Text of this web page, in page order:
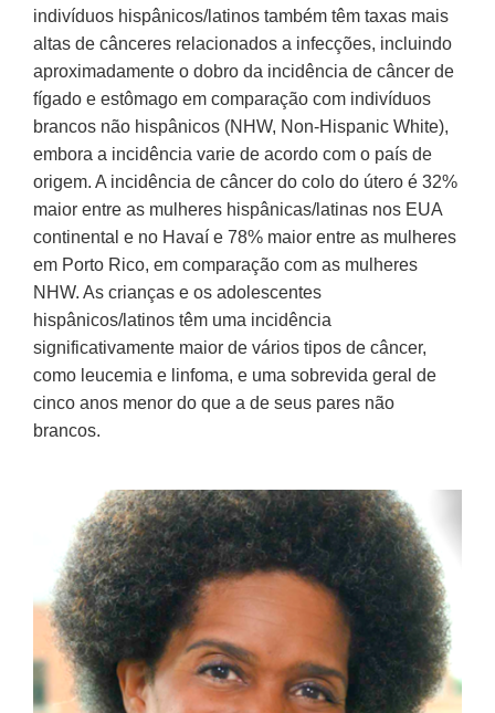
indivíduos hispânicos/latinos também têm taxas mais
altas de cânceres relacionados a infecções, incluindo
aproximadamente o dobro da incidência de câncer de
fígado e estômago em comparação com indivíduos
brancos não hispânicos (NHW, Non-Hispanic White),
embora a incidência varie de acordo com o país de
origem. A incidência de câncer do colo do útero é 32%
maior entre as mulheres hispânicas/latinas nos EUA
continental e no Havaí e 78% maior entre as mulheres
em Porto Rico, em comparação com as mulheres
NHW. As crianças e os adolescentes
hispânicos/latinos têm uma incidência
significativamente maior de vários tipos de câncer,
como leucemia e linfoma, e uma sobrevida geral de
cinco anos menor do que a de seus pares não
brancos.